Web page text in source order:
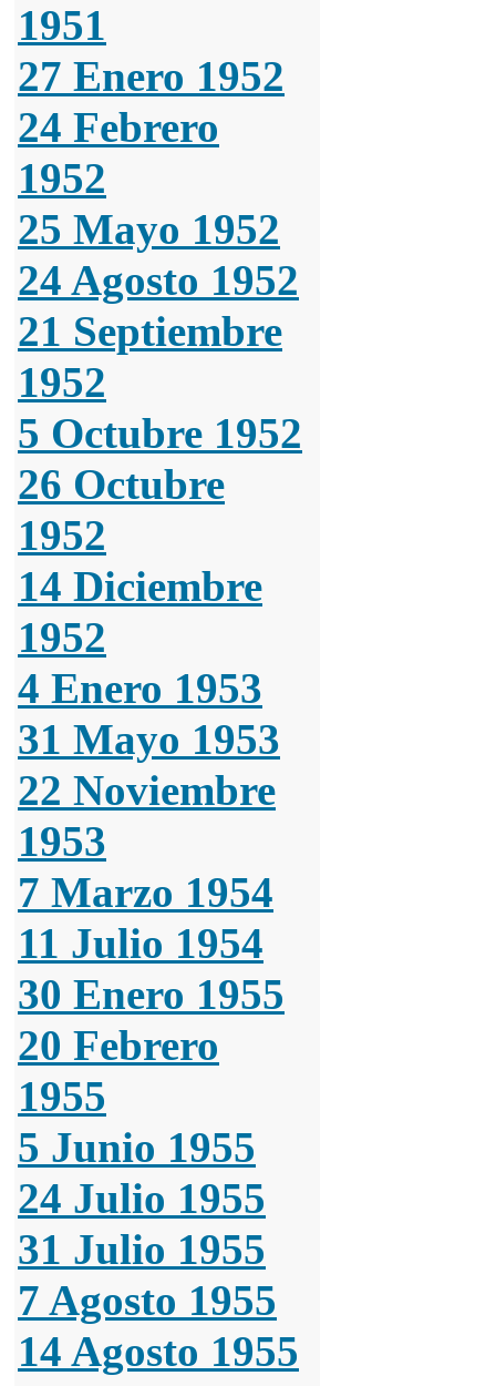
1951
27 Enero 1952
24 Febrero
1952
25 Mayo 1952
24 Agosto 1952
21 Septiembre
1952
5 Octubre 1952
26 Octubre
1952
14 Diciembre
1952
4 Enero 1953
31 Mayo 1953
22 Noviembre
1953
7 Marzo 1954
11 Julio 1954
30 Enero 1955
20 Febrero
1955
5 Junio 1955
24 Julio 1955
31 Julio 1955
7 Agosto 1955
14 Agosto 1955